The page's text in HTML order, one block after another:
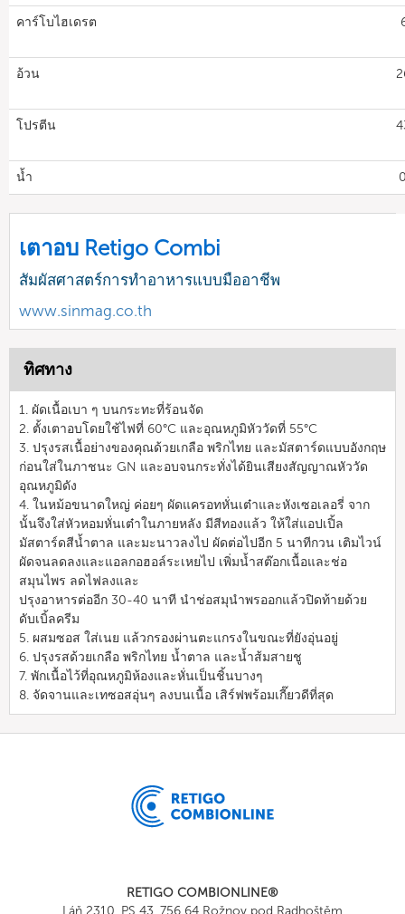
คาร์โบไฮเดรต
อ้วน
โปรตีน
น้ำ
เตาอบ Retigo Combi
สัมผัสศาสตร์การทำอาหารแบบมืออาชีพ
www.sinmag.co.th
ทิศทาง
1. ผัดเนื้อเบา ๆ บนกระทะที่ร้อนจัด
2. ตั้งเตาอบโดยใช้ไฟที่ 60°C และอุณหภูมิหัววัดที่ 55°C
3. ปรุงรสเนื้อย่างของคุณด้วยเกลือ พริกไทย และมัสตาร์ดแบบอังกฤษ
ก่อนใส่ในภาชนะ GN และอบจนกระทั่งได้ยินเสียงสัญญาณหัววัด
อุณหภูมิดัง
4. ในหม้อขนาดใหญ่ ค่อยๆ ผัดแครอทหั่นเต๋าและหังเซอเลอรี่ จาก
นั้นจึงใส่หัวหอมหั่นเต๋าในภายหลัง มีสีทองแล้ว ให้ใส่แอปเปิ้ล
มัสตาร์ดสีน้ำตาล และมะนาวลงไป ผัดต่อไปอีก 5 นาทีกวน เติมไวน์
ผัดจนลดลงและแอลกอฮอล์ระเหยไป เพิ่มน้ำสต๊อกเนื้อและช่อ
สมุนไพร ลดไฟลงและ
ปรุงอาหารต่ออีก 30-40 นาที นำช่อสมุนำพรออกแล้วปิดท้ายด้วย
ดับเบิ้ลครีม
5. ผสมซอส ใส่เนย แล้วกรองผ่านตะแกรงในขณะที่ยังอุ่นอยู่
6. ปรุงรสด้วยเกลือ พริกไทย น้ำตาล และน้ำส้มสายชู
7. พักเนื้อไว้ที่อุณหภูมิห้องและหั่นเป็นชิ้นบางๆ
8. จัดจานและเทซอสอุ่นๆ ลงบนเนื้อ เสิร์ฟพร้อมเกี๊ยวดีที่สุด
RETIGO COMBIONLINE®
Láň 2310, PS 43, 756 64 Rožnov pod Radhoštěm